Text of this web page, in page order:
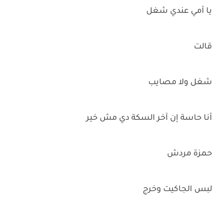
يا أمي عندي شغل
قالت
شغل ولا مصايب
أنا حاسة إن آخر السكة دي مش خير
حمزة مردش
لبس الجاكيت وخرج